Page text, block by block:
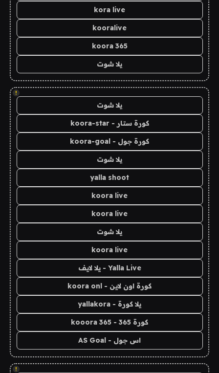
kora live
kooralive
koora 365
يلا شوت
!
يلا شوت
كورة ستار - koora-star
كورة جول - koora-goal
يلا شوت
yalla shoot
koora live
koora live
يلا شوت
koora live
Yalla Live - يلا لايف
كورة اون لاين - koora onl
يلا كورة - yallakora
كورة 365 - kooora 365
اس جول - AS Goal
!